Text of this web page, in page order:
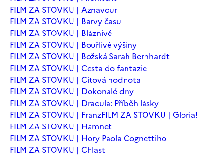
FILM ZA STOVKU | Aznavour
FILM ZA STOVKU | Barvy času
FILM ZA STOVKU | Bláznivě
FILM ZA STOVKU | Bouřlivé výšiny
FILM ZA STOVKU | Božská Sarah Bernhardt
FILM ZA STOVKU | Cesta do fantazie
FILM ZA STOVKU | Citová hodnota
FILM ZA STOVKU | Dokonalé dny
FILM ZA STOVKU | Dracula: Příběh lásky
FILM ZA STOVKU | FranzFILM ZA STOVKU | Gloria!
FILM ZA STOVKU | Hamnet
FILM ZA STOVKU | Hory Paola Cognettiho
FILM ZA STOVKU | Chlast